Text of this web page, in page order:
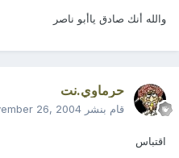
والله أنك صادق ياأبو ناصر
حرماوي.نت
قام بنشر 26, 2004
اقتباس